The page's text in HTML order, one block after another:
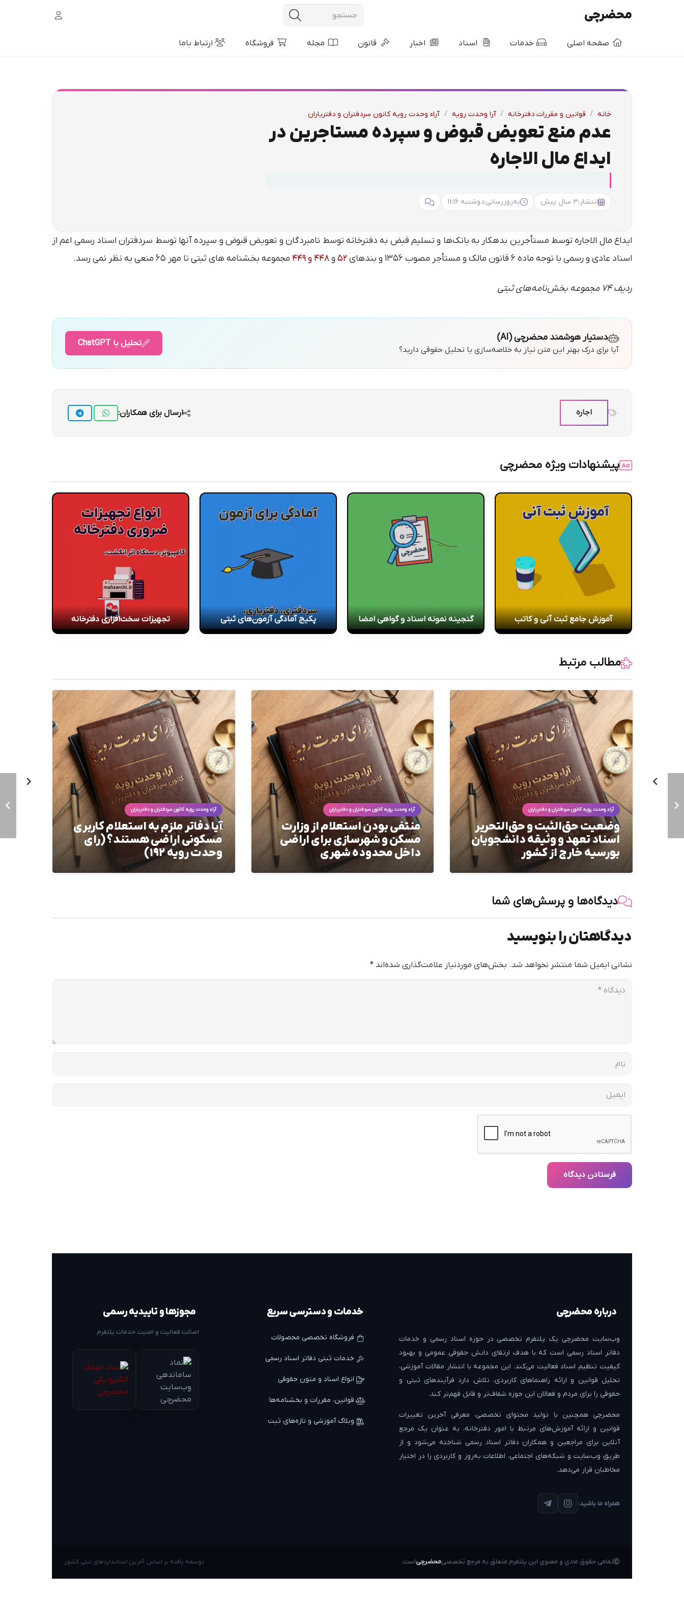
محضرچی
صفحه اصلی خدمات اسناد اخبار قانون مجله فروشگاه ارتباط باما
خانه / قوانین و مقررات دفترخانه / آرا وحدت رویه / آراء وحدت رویه کانون سردفتران و دفتریاران
عدم منع تعویض قبوض و سپرده مستاجرین در
ایداع مال الاجاره
انتشار:3 سال پیش به‌روزرسانی:دوشنبه 11:16
ایداع مال الاجاره توسط مستأجرين بدهکار به بانک‌ها و تسليم قبض به دفترخانه توسط نامبردگان و تعویض قبوض و سپرده آنها توسط سردفتران اسناد رسمی اعم از
اسناد عادی و رسمی با توجه ماده ۶ قانون مالک و مستأجر مصوب ۱۳۵۶ و بندهای
۵۲ و۴۴۸ و ۴۴۹ مجموعه بخشنامه های ثبتی تا مهر ۶۵ منعی به نظر نمی رسد.
ردیف ۷۴ مجموعه بخش‌نامه‌های ثبتی
دستیار هوشمند محضرچی (AI)
آیا برای درک بهتر این متن نیاز به خلاصه‌سازی یا تحلیل حقوقی دارید؟
تحلیل با ChatGPT
اجاره ارسال برای همکاران:
پیشنهادات ویژه محضرچی
آموزش جامع ثبت آنی و کاتب گنجینه نمونه اسناد و گواهی امضا پکیج آمادگی آزمون‌های ثبتی تجهیزات سخت‌افزاری دفترخانه
مطالب مرتبط
نحوه
آراء وحدت رویه کانون سردفتران و دفتریاران
وضعیت حق‌الثبت و حق‌التحریر
اسناد تعهد و وثیقه دانشجویان
بورسیه خارج از کشور
آراء وحدت رویه کانون سردفتران و دفتریاران
منتفی بودن استعلام از وزارت
مسکن و شهرسازی برای اراضی
داخل محدوده شهری
آراء وحدت رویه کانون سردفتران و دفتریاران
آیا دفاتر ملزم به استعلام کاربری
مسکونی اراضی هستند؟ (رای
وحدت رویه ۱۹۲)
آراء
دیدگاه‌ها و پرسش‌های شما
دیدگاهتان را بنویسید
نشانی ایمیل شما منتشر نخواهد شد. بخش‌های موردنیاز علامت‌گذاری شده‌اند *
فرستادن دیدگاه
درباره محضرچی
وب‌سایت محضرچی یک پلتفرم تخصصی در حوزه اسناد رسمی و خدمات
دفاتر اسناد رسمی است که با هدف ارتقای دانش حقوقی عمومی و بهبود
کیفیت تنظیم اسناد فعالیت می‌کند. این مجموعه با انتشار مقالات آموزشی،
تحلیل قوانین و ارائه راهنماهای کاربردی، تلاش دارد فرآیندهای ثبتی و
حقوقی را برای مردم و فعالان این حوزه شفاف‌تر و قابل فهم‌تر کند.
محضرچی همچنین با تولید محتوای تخصصی، معرفی آخرین تغییرات
قوانین و ارائه آموزش‌های مرتبط با امور دفترخانه، به عنوان یک مرجع
آنلاین برای مراجعین و همکاران دفاتر اسناد رسمی شناخته می‌شود و از
طریق وب‌سایت و شبکه‌های اجتماعی، اطلاعات به‌روز و کاربردی را در اختیار
مخاطبان قرار می‌دهد.
همراه ما باشید:
خدمات و دسترسی سریع
فروشگاه تخصصی محصولات
خدمات ثبتی دفاتر اسناد رسمی
انواع اسناد و متون حقوقی
قوانین، مقررات و بخشنامه‌ها
وبلاگ آموزشی و تازه‌های ثبت
مجوزها و تاییدیه رسمی
اصالت فعالیت و امنیت خدمات پلتفرم
تمامی حقوق مادی و معنوی این پلتفرم متعلق به مرجع تخصصیمحضرچیاست. توسعه یافته بر اساس آخرین استانداردهای ثبتی کشور